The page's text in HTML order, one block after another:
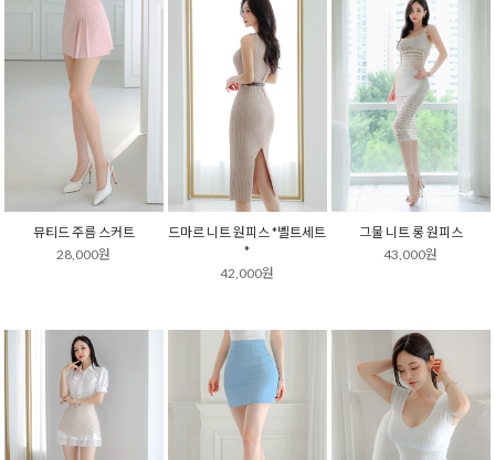
뮤티드 주름 스커트
28,000원
드마르 니트 원피스 *벨트세트
*
42,000원
그물 니트 롱 원피스
43,000원